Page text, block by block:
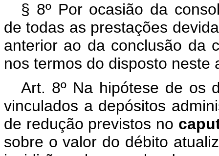
§ 8º Por ocasião da
de todas as prestações
anterior ao da conclusão da
nos termos do disposto neste
Art. 8º Na hipótese de os
vinculados a depósitos
de redução previstos no
sobre o valor do débito